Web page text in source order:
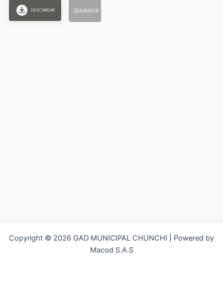
DESCARGAR AVANCE
Copyright © 2026 GAD MUNICIPAL CHUNCHI | Powered by
Macod S.A.S